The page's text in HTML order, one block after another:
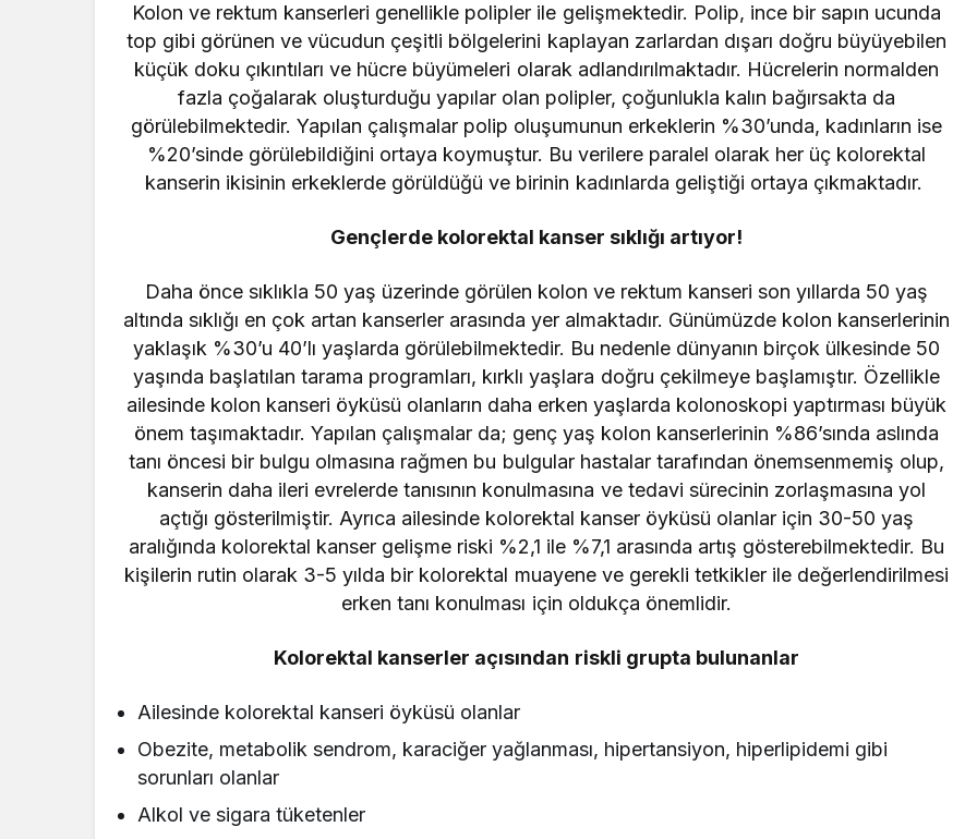
Kolon ve rektum kanserleri genellikle polipler ile gelişmektedir. Polip, ince bir sapın ucunda
top gibi görünen ve vücudun çeşitli bölgelerini kaplayan zarlardan dışarı doğru büyüyebilen
küçük doku çıkıntıları ve hücre büyümeleri olarak adlandırılmaktadır. Hücrelerin normalden
fazla çoğalarak oluşturduğu yapılar olan polipler, çoğunlukla kalın bağırsakta da
görülebilmektedir. Yapılan çalışmalar polip oluşumunun erkeklerin %30’unda, kadınların ise
%20’sinde görülebildiğini ortaya koymuştur. Bu verilere paralel olarak her üç kolorektal
kanserin ikisinin erkeklerde görüldüğü ve birinin kadınlarda geliştiği ortaya çıkmaktadır.
Gençlerde kolorektal kanser sıklığı artıyor!
Daha önce sıklıkla 50 yaş üzerinde görülen kolon ve rektum kanseri son yıllarda 50 yaş
altında sıklığı en çok artan kanserler arasında yer almaktadır. Günümüzde kolon kanserlerinin
yaklaşık %30’u 40’lı yaşlarda görülebilmektedir. Bu nedenle dünyanın birçok ülkesinde 50
yaşında başlatılan tarama programları, kırklı yaşlara doğru çekilmeye başlamıştır. Özellikle
ailesinde kolon kanseri öyküsü olanların daha erken yaşlarda kolonoskopi yaptırması büyük
önem taşımaktadır. Yapılan çalışmalar da; genç yaş kolon kanserlerinin %86’sında aslında
tanı öncesi bir bulgu olmasına rağmen bu bulgular hastalar tarafından önemsenmemiş olup,
kanserin daha ileri evrelerde tanısının konulmasına ve tedavi sürecinin zorlaşmasına yol
açtığı gösterilmiştir. Ayrıca ailesinde kolorektal kanser öyküsü olanlar için 30-50 yaş
aralığında kolorektal kanser gelişme riski %2,1 ile %7,1 arasında artış gösterebilmektedir. Bu
kişilerin rutin olarak 3-5 yılda bir kolorektal muayene ve gerekli tetkikler ile değerlendirilmesi
erken tanı konulması için oldukça önemlidir.
Kolorektal kanserler açısından riskli grupta bulunanlar
Ailesinde kolorektal kanseri öyküsü olanlar
Obezite, metabolik sendrom, karaciğer yağlanması, hipertansiyon, hiperlipidemi gibi
sorunları olanlar
Alkol ve sigara tüketenler